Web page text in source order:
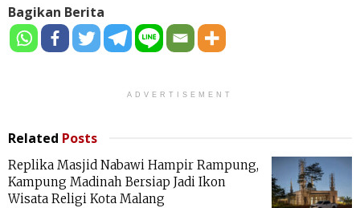
Bagikan Berita
ADVERTISEMENT
Related Posts
Replika Masjid Nabawi Hampir Rampung,
Kampung Madinah Bersiap Jadi Ikon
Wisata Religi Kota Malang